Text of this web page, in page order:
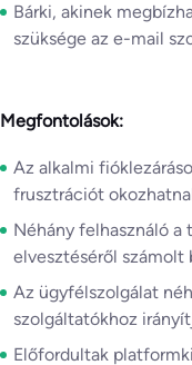
Bárki, akinek
szüksége az e-mail
Megfontolások:
Az alkalmi
frusztrációt
Néhány felhasználó
elvesztéséről
Az ügyfélszolgálat
szolgáltatókhoz
Előfordultak